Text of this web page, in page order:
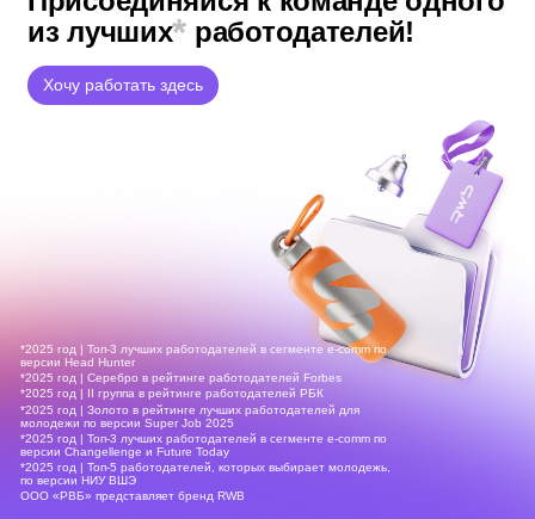
из лучших* работодателей!
Хочу работать здесь
*2025 год | Топ-3 лучших работодателей в сегменте e-comm по
версии Head Hunter
*2025 год | Серебро в рейтинге работодателей Forbes
*2025 год | II группа в рейтинге работодателей РБК
*2025 год | Золото в рейтинге лучших работодателей для
молодежи по версии Super Job 2025
*2025 год | Топ-3 лучших работодателей в сегменте e-comm по
версии Changellenge и Future Today
*2025 год | Топ-5 работодателей, которых выбирает молодежь,
по версии НИУ ВШЭ
ООО «РВБ» представляет бренд RWB